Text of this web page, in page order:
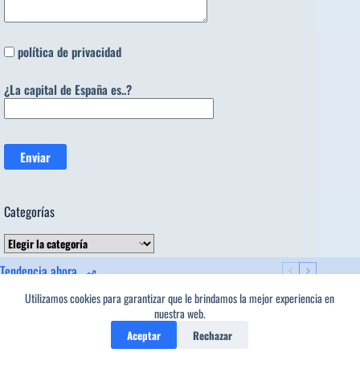
Utilizamos cookies para garantizar que le brindamos la mejor experiencia en
nuestra web.
Aceptar Rechazar
política de privacidad
¿La capital de España es..?
Categorías
Categorías
Tendencia ahora
»ANTONIO MACHADO